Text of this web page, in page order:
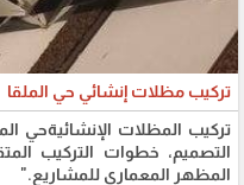
تركيب مظلات إنشائي حي الملقا
تركيب المظلات الإنشائيةحي
التصميم، خطوات التركيب
المظهر المعماري للمشاريع."